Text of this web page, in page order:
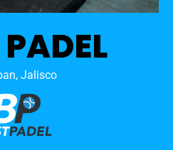
Jalisco